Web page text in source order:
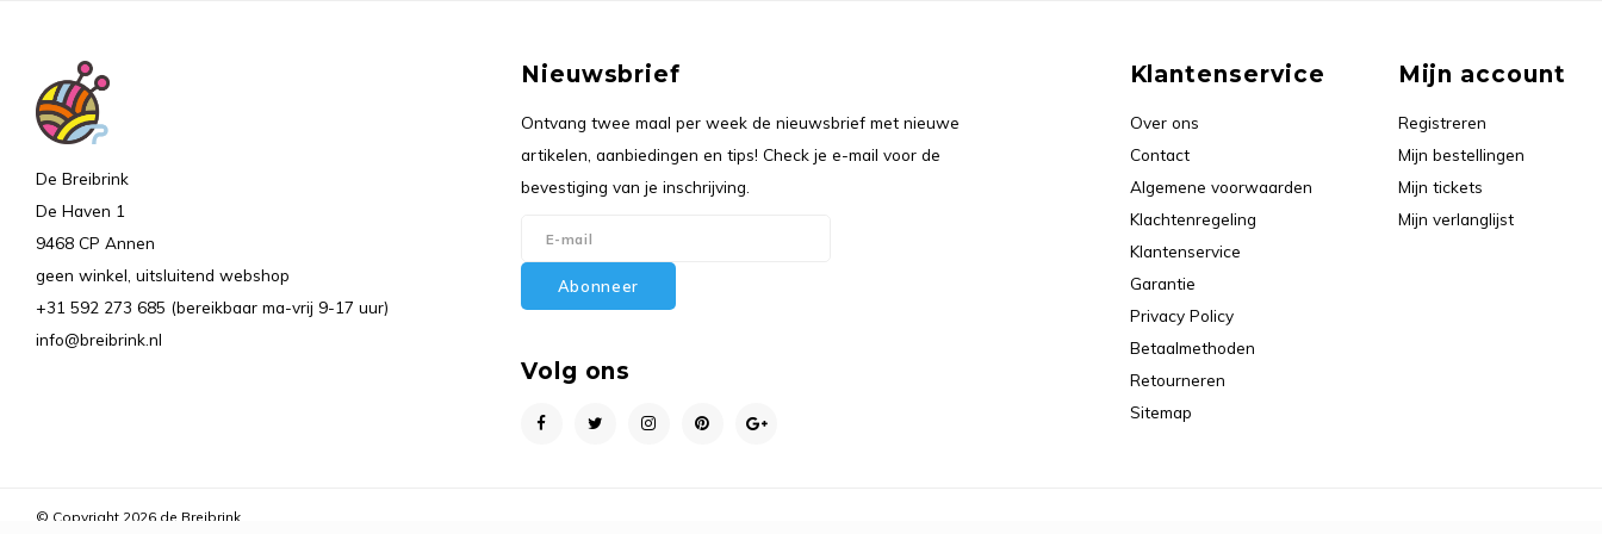
De Breibrink
De Haven 1
9468 CP Annen
geen winkel, uitsluitend webshop
+31 592 273 685 (bereikbaar ma-vrij 9-17 uur)
info@breibrink.nl
Nieuwsbrief
Ontvang twee maal per week de nieuwsbrief met nieuwe
artikelen, aanbiedingen en tips! Check je e-mail voor de
bevestiging van je inschrijving.
Abonneer
Volg ons
Klantenservice
Over ons
Contact
Algemene voorwaarden
Klachtenregeling
Klantenservice
Garantie
Privacy Policy
Betaalmethoden
Retourneren
Sitemap
Mijn account
Registreren
Mijn bestellingen
Mijn tickets
Mijn verlanglijst
© Copyright 2026 de Breibrink